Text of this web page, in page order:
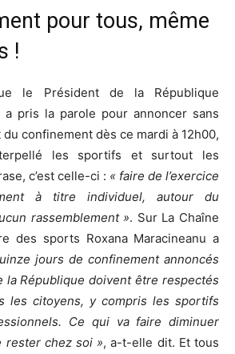
pour tous, même
!
le Président de la République
a pris la parole pour annoncer sans
du confinement dès ce mardi à 12h00,
les sportifs et surtout les
c’est celle-ci : « faire de l’exercice
à titre individuel, autour du
rassemblement ». Sur La Chaîne
des sports Roxana Maracineanu a
jours de confinement annoncés
la République doivent être respectés
les citoyens, y compris les sportifs
Ce qui va faire diminuer
rester chez soi », a-t-elle dit. Et tous